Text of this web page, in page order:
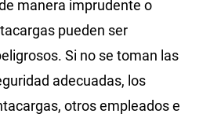
manera imprudente o
pueden ser
Si no se toman las
adecuadas, los
otros empleados e